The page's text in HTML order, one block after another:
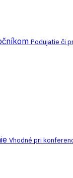
Podujatie či
Vhodné pri